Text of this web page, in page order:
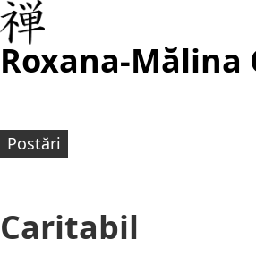
Roxana-Mălina
Postări
Caritabil